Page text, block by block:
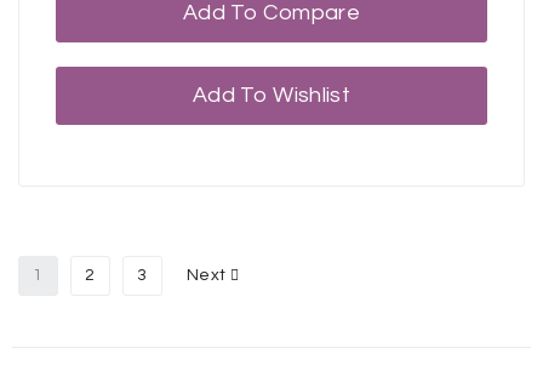
Add To Compare
Add To Wishlist
1 2 3 Next